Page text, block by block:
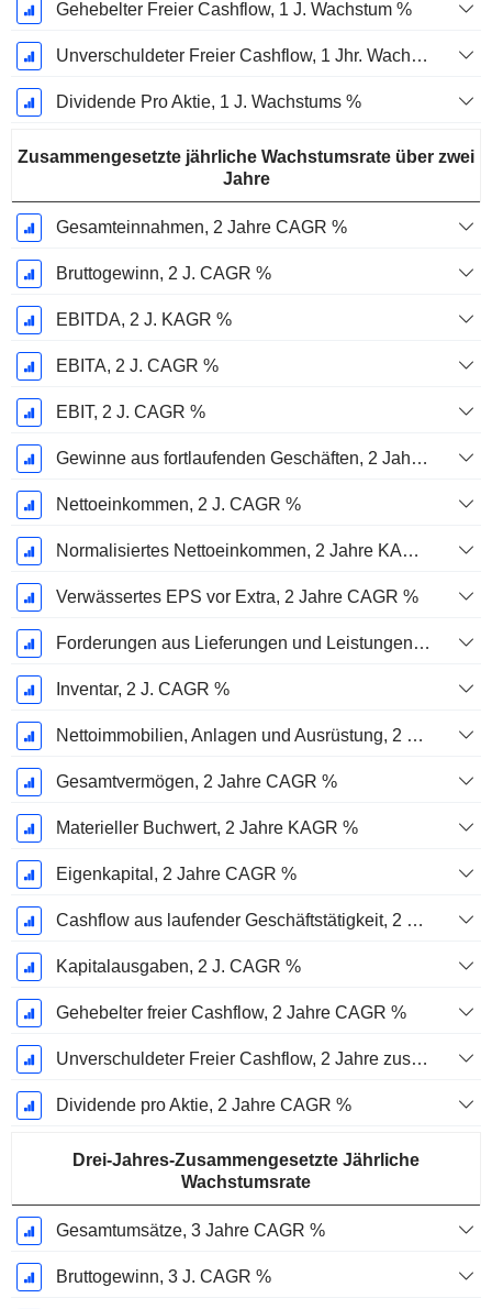
Gehebelter Freier Cashflow, 1 J. Wachstum %
Unverschuldeter Freier Cashflow, 1 Jhr. Wachstum %
Dividende Pro Aktie, 1 J. Wachstums %
Zusammengesetzte jährliche Wachstumsrate über zwei
Jahre
Gesamteinnahmen, 2 Jahre CAGR %
Bruttogewinn, 2 J. CAGR %
EBITDA, 2 J. KAGR %
EBITA, 2 J. CAGR %
EBIT, 2 J. CAGR %
Gewinne aus fortlaufenden Geschäften, 2 Jahre. CAGR %
Nettoeinkommen, 2 J. CAGR %
Normalisiertes Nettoeinkommen, 2 Jahre KAGR %
Verwässertes EPS vor Extra, 2 Jahre CAGR %
Forderungen aus Lieferungen und Leistungen, 2 J. CAGR %
Inventar, 2 J. CAGR %
Nettoimmobilien, Anlagen und Ausrüstung, 2 Jahre. CAGR %
Gesamtvermögen, 2 Jahre CAGR %
Materieller Buchwert, 2 Jahre KAGR %
Eigenkapital, 2 Jahre CAGR %
Cashflow aus laufender Geschäftstätigkeit, 2 Jahre CAGR %
Kapitalausgaben, 2 J. CAGR %
Gehebelter freier Cashflow, 2 Jahre CAGR %
Unverschuldeter Freier Cashflow, 2 Jahre zusammengesetzte jährliche Wachstumsrate %
Dividende pro Aktie, 2 Jahre CAGR %
Drei-Jahres-Zusammengesetzte Jährliche
Wachstumsrate
Gesamtumsätze, 3 Jahre CAGR %
Bruttogewinn, 3 J. CAGR %